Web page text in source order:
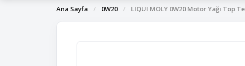
Ana Sayfa / 0W20 / LIQUI MOLY 0W20 Motor Yağı Top